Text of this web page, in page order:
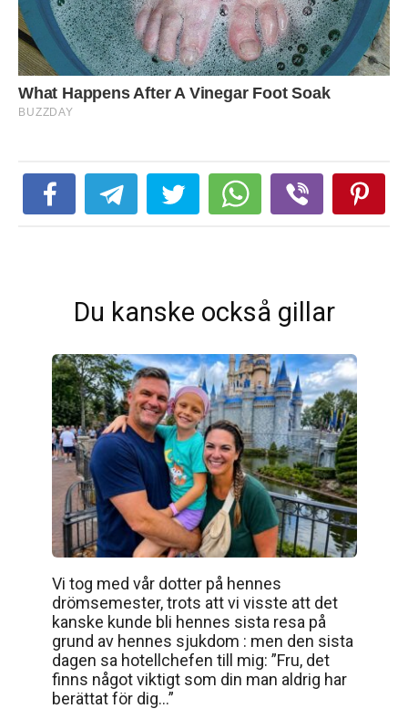
Du kanske också gillar
Vi tog med vår dotter på hennes
drömsemester, trots att vi visste att det
kanske kunde bli hennes sista resa på
grund av hennes sjukdom : men den sista
dagen sa hotellchefen till mig: ”Fru, det
finns något viktigt som din man aldrig har
berättat för dig…”